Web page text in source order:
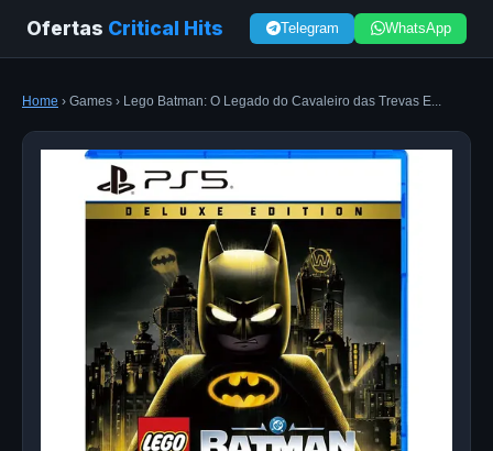
Ofertas Critical Hits Telegram WhatsApp
Home › Games › Lego Batman: O Legado do Cavaleiro das Trevas E...